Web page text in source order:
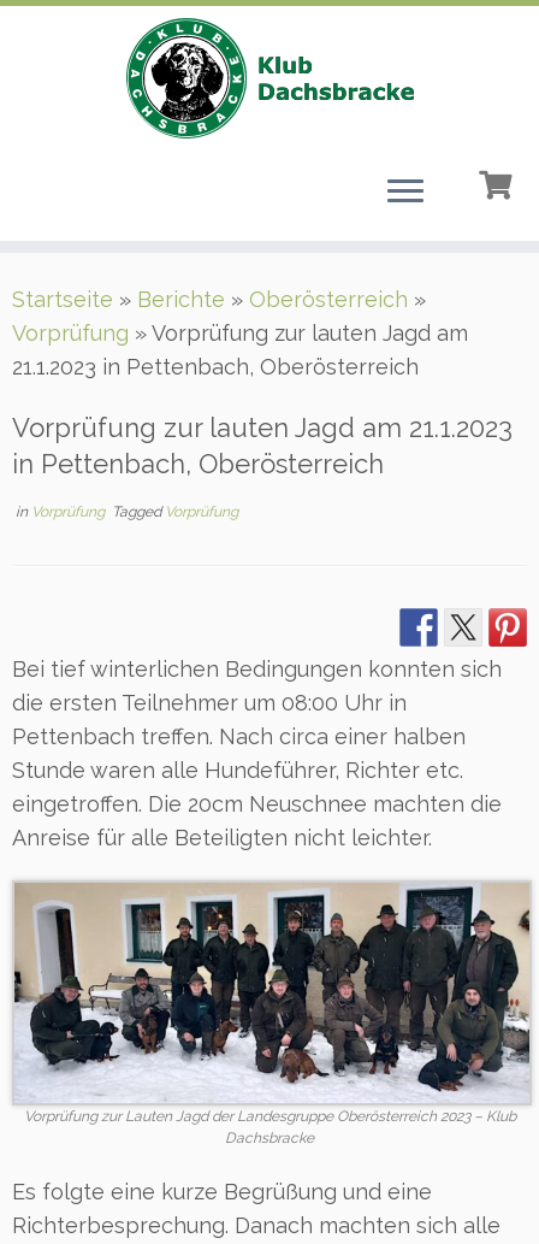
Inhalt
springen
Startseite » Berichte » Oberösterreich »
Vorprüfung »Vorprüfung zur lauten Jagd am
21.1.2023 in Pettenbach, Oberösterreich
Vorprüfung zur lauten Jagd am 21.1.2023
in Pettenbach, Oberösterreich
in Vorprüfung Tagged Vorprüfung
Bei tief winterlichen Bedingungen konnten sich
die ersten Teilnehmer um 08:00 Uhr in
Pettenbach treffen. Nach circa einer halben
Stunde waren alle Hundeführer, Richter etc.
eingetroffen. Die 20cm Neuschnee machten die
Anreise für alle Beteiligten nicht leichter.
Vorprüfung zur Lauten Jagd der Landesgruppe Oberösterreich 2023 – Klub
Dachsbracke
Es folgte eine kurze Begrüßung und eine
Richterbesprechung. Danach machten sich alle